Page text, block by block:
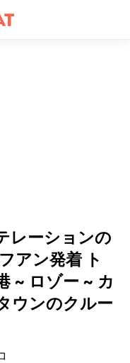
レーションの
アン発着 ト
~ ロゾー ~ カ
ウンのクルー